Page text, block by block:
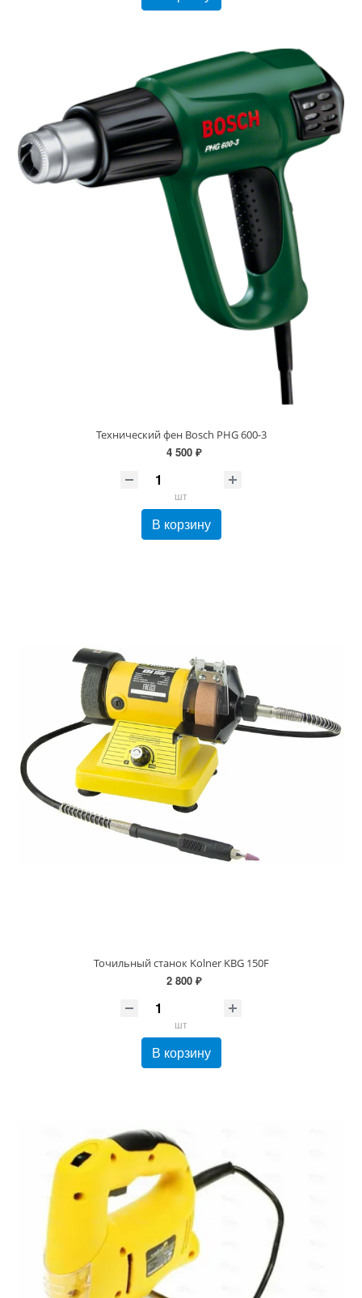
Технический фен Bosch PHG 600-3
4 500 ₽
шт
В корзину
Точильный станок Kolner KBG 150F
2 800 ₽
шт
В корзину